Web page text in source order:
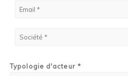
Typologie d'acteur *